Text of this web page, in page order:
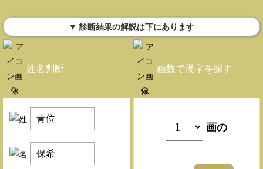
▼ 診断結果の解説は下にあります
姓名判断 画数で漢字を探す
画の